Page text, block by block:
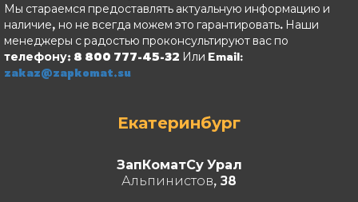
Мы стараемся предоставлять актуальную информацию и
наличие, но не всегда можем это гарантировать. Наши
менеджеры с радостью проконсультируют вас по
телефону: 8 800 777-45-32 Или Email:
zakaz@zapkomat.su
Екатеринбург
ЗапКоматСу Урал
Альпинистов, 38